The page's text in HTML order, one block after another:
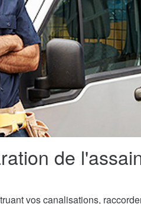
de
vos canalisations,